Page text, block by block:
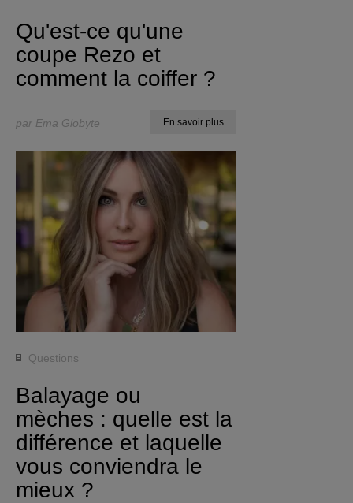
Qu'est-ce qu'une
coupe Rezo et
comment la coiffer ?
par Ema Globyte En savoir plus
Questions
Balayage ou
mèches : quelle est la
différence et laquelle
vous conviendra le
mieux ?